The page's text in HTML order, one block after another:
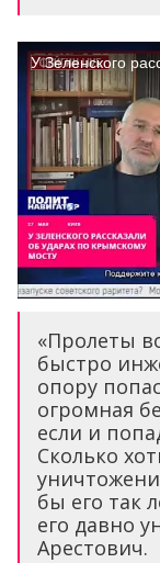
«Пролеты
быстро
опору
огромная
если и
Сколько
бы его так
его давно
Арестович.